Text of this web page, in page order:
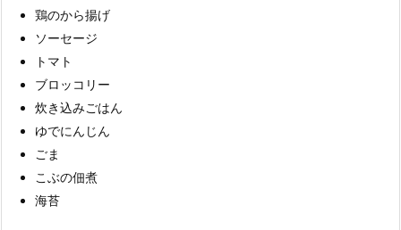
鶏のから揚げ
ソーセージ
トマト
ブロッコリー
炊き込みごはん
ゆでにんじん
ごま
こぶの佃煮
海苔